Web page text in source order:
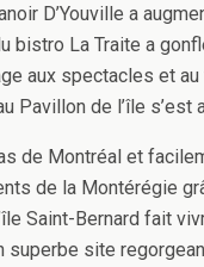
D’Youville a
bistro La Traite a
aux spectacles et au
Pavillon de l’île s’est
de Montréal et
de la Montérégie
Saint-Bernard fait
superbe site